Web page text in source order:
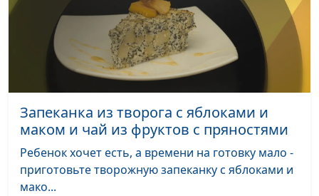
Тефтели из чечевицы
Гегецик
Шахназарян
#46
Сладкий плов и бутербродики с
авокадо
Гегецик
Шахназарян
Слоеные китайские лепешки
Татьяна
Тимонина
#44
Фунчоза с овощами салат из
помидоров с грецкими
орехами
Татьяна
Тимонина
Запеканка из творога с яблоками и
маком и чай из фруктов с пряностями
Ребенок хочет есть, а времени на готовку мало -
приготовьте творожную запеканку с яблоками и
мако...